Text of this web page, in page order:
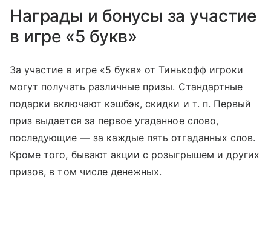
Награды и бонусы за участие
в игре «5 букв»
За участие в игре «5 букв» от Тинькофф игроки
могут получать различные призы. Стандартные
подарки включают кэшбэк, скидки и т. п. Первый
приз выдается за первое угаданное слово,
последующие — за каждые пять отгаданных слов.
Кроме того, бывают акции с розыгрышем и других
призов, в том числе денежных.